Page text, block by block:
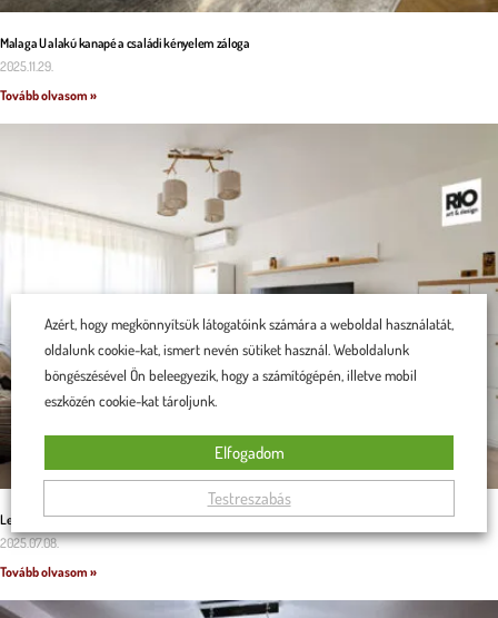
Malaga U alakú kanapé a családi kényelem záloga
2025.11.29.
Tovább olvasom »
Legénylakás – natúr életstílus
2025.07.08.
Tovább olvasom »
Azért, hogy megkönnyítsük látogatóink számára a weboldal használatát,
oldalunk cookie-kat, ismert nevén sütiket használ. Weboldalunk
böngészésével Ön beleegyezik, hogy a számítógépén, illetve mobil
eszközén cookie-kat tároljunk.
Testreszabás
Elfogadom